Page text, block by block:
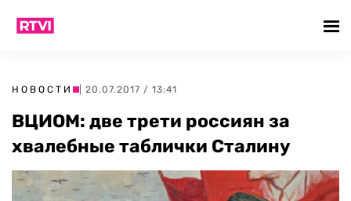
НОВОСТИ | 20.07.2017 / 13:41
ВЦИОМ: две трети россиян за
хвалебные таблички Сталину